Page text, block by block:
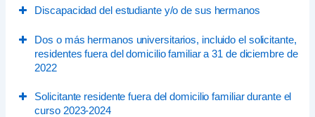
Título o carné de familia numerosa.
Número del título o carné.
Período de vigencia.
Discapacidad del estudiante y/o de sus hermanos
Resolución de reconocimiento de la
discapacidad.
Comunidad Autónoma que lo ha expedido.
Dos o más hermanos universitarios, incluido el solicitante,
residentes fuera del domicilio familiar a 31 de diciembre de
2022
DNI/NIE de los hermanos.
Solicitante residente fuera del domicilio familiar durante el
curso 2023-2024